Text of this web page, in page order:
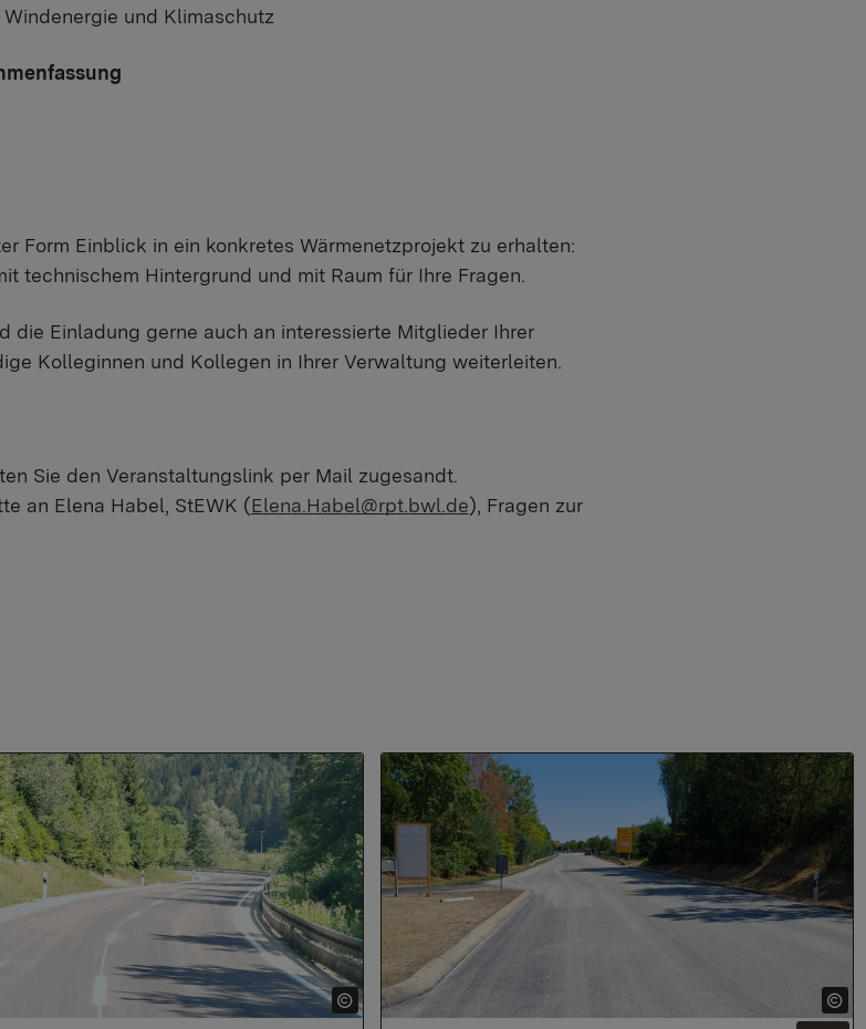
und Klimaschutz
Form Einblick in ein konkretes Wärmenetzprojekt zu erhalten:
technischem Hintergrund und mit Raum für Ihre Fragen.
die Einladung gerne auch an interessierte Mitglieder Ihrer
Kolleginnen und Kollegen in Ihrer Verwaltung weiterleiten.
Sie den Veranstaltungslink per Mail zugesandt.
an Elena Habel, StEWK (Elena.Habel@rpt.bwl.de), Fragen zur